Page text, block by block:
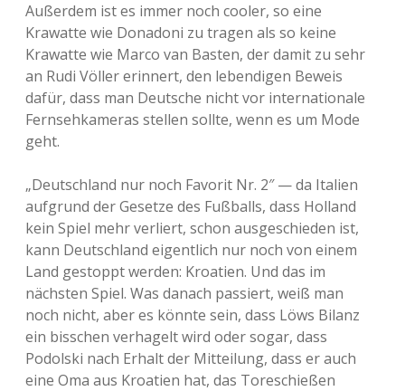
Außerdem ist es immer noch cooler, so eine
Krawatte wie Donadoni zu tragen als so keine
Krawatte wie Marco van Basten, der damit zu sehr
an Rudi Völler erinnert, den lebendigen Beweis
dafür, dass man Deutsche nicht vor internationale
Fernsehkameras stellen sollte, wenn es um Mode
geht.
„Deutschland nur noch Favorit Nr. 2″ — da Italien
aufgrund der Gesetze des Fußballs, dass Holland
kein Spiel mehr verliert, schon ausgeschieden ist,
kann Deutschland eigentlich nur noch von einem
Land gestoppt werden: Kroatien. Und das im
nächsten Spiel. Was danach passiert, weiß man
noch nicht, aber es könnte sein, dass Löws Bilanz
ein bisschen verhagelt wird oder sogar, dass
Podolski nach Erhalt der Mitteilung, dass er auch
eine Oma aus Kroatien hat, das Toreschießen